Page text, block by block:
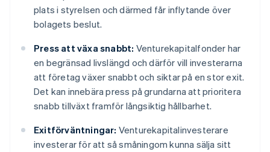
plats i styrelsen och därmed får inflytande över
bolagets beslut.
Press att växa snabbt: Venturekapitalfonder har
en begränsad livslängd och därför vill investerarna
att företag växer snabbt och siktar på en stor exit.
Det kan innebära press på grundarna att prioritera
snabb tillväxt framför långsiktig hållbarhet.
Exitförväntningar: Venturekapitalinvesterare
investerar för att så småningom kunna sälja sitt